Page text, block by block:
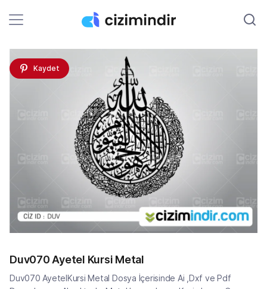
Kaydet
Duv070 Ayetel Kursi Metal
Duv070 AyetelKursi Metal Dosya İçerisinde Ai ,Dxf ve Pdf